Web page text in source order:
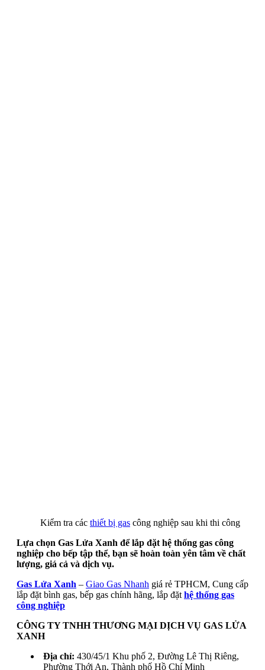
Kiểm tra các thiết bị gas công nghiệp sau khi thi công
Lựa chọn Gas Lửa Xanh để lắp đặt hệ thống gas công
nghiệp cho bếp tập thể, bạn sẽ hoàn toàn yên tâm về chất
lượng, giá cả và dịch vụ.
Gas Lửa Xanh – Giao Gas Nhanh giá rẻ TPHCM, Cung cấp
lắp đặt bình gas, bếp gas chính hãng, lắp đặt hệ thống gas
công nghiệp
CÔNG TY TNHH THƯƠNG MẠI DỊCH VỤ GAS LỬA
XANH
Địa chỉ: 430/45/1 Khu phố 2, Đường Lê Thị Riêng,
Phường Thới An, Thành phố Hồ Chí Minh